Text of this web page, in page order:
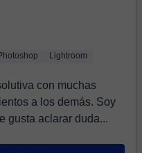
Lightroom
con muchas
a los demás. Soy
gusta aclarar duda...